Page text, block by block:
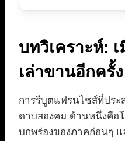
บทวิเคราะห์:
เล่าขานอีกครั้ง
การรีบูตแฟรนไชส์ที่ประ
ดาบสองคม ด้านหนึ่งคือ
บกพร่องของภาคก่อนๆ แ